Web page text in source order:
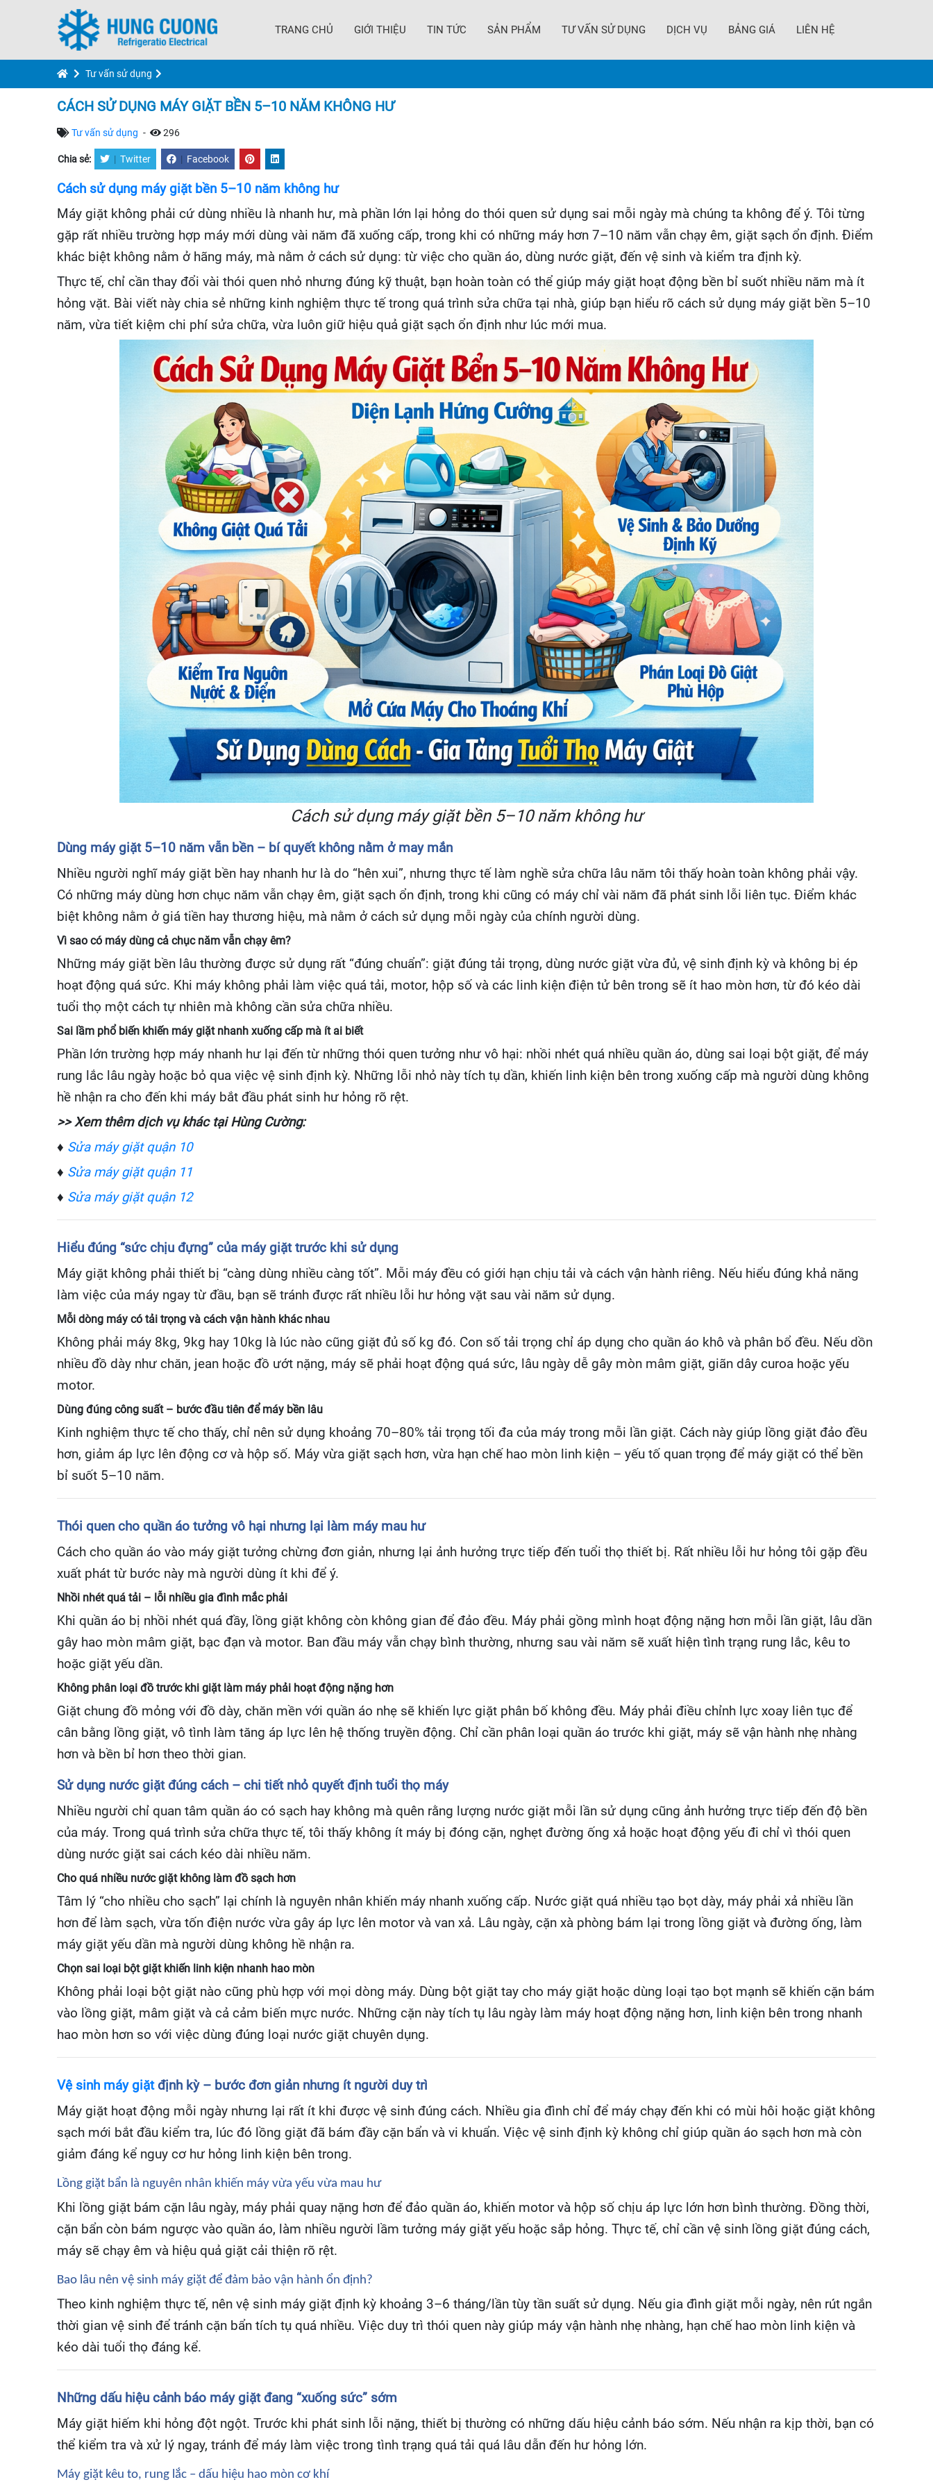
TRANG CHỦ GIỚI THIỆU TIN TỨC SẢN PHẨM TƯ VẤN SỬ DỤNG DỊCH VỤ BẢNG GIÁ LIÊN HỆ
Tư vấn sử dụng
CÁCH SỬ DỤNG MÁY GIẶT BỀN 5–10 NĂM KHÔNG HƯ
Tư vấn sử dụng - 296
Chia sẻ: | Twitter | Facebook
Cách sử dụng máy giặt bền 5–10 năm không hư
Máy giặt không phải cứ dùng nhiều là nhanh hư, mà phần lớn lại hỏng do thói quen sử dụng sai mỗi ngày mà chúng ta không để ý. Tôi từng
gặp rất nhiều trường hợp máy mới dùng vài năm đã xuống cấp, trong khi có những máy hơn 7–10 năm vẫn chạy êm, giặt sạch ổn định. Điểm
khác biệt không nằm ở hãng máy, mà nằm ở cách sử dụng: từ việc cho quần áo, dùng nước giặt, đến vệ sinh và kiểm tra định kỳ.
Thực tế, chỉ cần thay đổi vài thói quen nhỏ nhưng đúng kỹ thuật, bạn hoàn toàn có thể giúp máy giặt hoạt động bền bỉ suốt nhiều năm mà ít
hỏng vặt. Bài viết này chia sẻ những kinh nghiệm thực tế trong quá trình sửa chữa tại nhà, giúp bạn hiểu rõ cách sử dụng máy giặt bền 5–10
năm, vừa tiết kiệm chi phí sửa chữa, vừa luôn giữ hiệu quả giặt sạch ổn định như lúc mới mua.
Cách sử dụng máy giặt bền 5–10 năm không hư
Dùng máy giặt 5–10 năm vẫn bền – bí quyết không nằm ở may mắn
Nhiều người nghĩ máy giặt bền hay nhanh hư là do “hên xui”, nhưng thực tế làm nghề sửa chữa lâu năm tôi thấy hoàn toàn không phải vậy.
Có những máy dùng hơn chục năm vẫn chạy êm, giặt sạch ổn định, trong khi cũng có máy chỉ vài năm đã phát sinh lỗi liên tục. Điểm khác
biệt không nằm ở giá tiền hay thương hiệu, mà nằm ở cách sử dụng mỗi ngày của chính người dùng.
Vì sao có máy dùng cả chục năm vẫn chạy êm?
Những máy giặt bền lâu thường được sử dụng rất “đúng chuẩn”: giặt đúng tải trọng, dùng nước giặt vừa đủ, vệ sinh định kỳ và không bị ép
hoạt động quá sức. Khi máy không phải làm việc quá tải, motor, hộp số và các linh kiện điện tử bên trong sẽ ít hao mòn hơn, từ đó kéo dài
tuổi thọ một cách tự nhiên mà không cần sửa chữa nhiều.
Sai lầm phổ biến khiến máy giặt nhanh xuống cấp mà ít ai biết
Phần lớn trường hợp máy nhanh hư lại đến từ những thói quen tưởng như vô hại: nhồi nhét quá nhiều quần áo, dùng sai loại bột giặt, để máy
rung lắc lâu ngày hoặc bỏ qua việc vệ sinh định kỳ. Những lỗi nhỏ này tích tụ dần, khiến linh kiện bên trong xuống cấp mà người dùng không
hề nhận ra cho đến khi máy bắt đầu phát sinh hư hỏng rõ rệt.
>> Xem thêm dịch vụ khác tại Hùng Cường:
♦ Sửa máy giặt quận 10
♦ Sửa máy giặt quận 11
♦ Sửa máy giặt quận 12
Hiểu đúng “sức chịu đựng” của máy giặt trước khi sử dụng
Máy giặt không phải thiết bị “càng dùng nhiều càng tốt”. Mỗi máy đều có giới hạn chịu tải và cách vận hành riêng. Nếu hiểu đúng khả năng
làm việc của máy ngay từ đầu, bạn sẽ tránh được rất nhiều lỗi hư hỏng vặt sau vài năm sử dụng.
Mỗi dòng máy có tải trọng và cách vận hành khác nhau
Không phải máy 8kg, 9kg hay 10kg là lúc nào cũng giặt đủ số kg đó. Con số tải trọng chỉ áp dụng cho quần áo khô và phân bổ đều. Nếu dồn
nhiều đồ dày như chăn, jean hoặc đồ ướt nặng, máy sẽ phải hoạt động quá sức, lâu ngày dễ gây mòn mâm giặt, giãn dây curoa hoặc yếu
motor.
Dùng đúng công suất – bước đầu tiên để máy bền lâu
Kinh nghiệm thực tế cho thấy, chỉ nên sử dụng khoảng 70–80% tải trọng tối đa của máy trong mỗi lần giặt. Cách này giúp lồng giặt đảo đều
hơn, giảm áp lực lên động cơ và hộp số. Máy vừa giặt sạch hơn, vừa hạn chế hao mòn linh kiện – yếu tố quan trọng để máy giặt có thể bền
bỉ suốt 5–10 năm.
Thói quen cho quần áo tưởng vô hại nhưng lại làm máy mau hư
Cách cho quần áo vào máy giặt tưởng chừng đơn giản, nhưng lại ảnh hưởng trực tiếp đến tuổi thọ thiết bị. Rất nhiều lỗi hư hỏng tôi gặp đều
xuất phát từ bước này mà người dùng ít khi để ý.
Nhồi nhét quá tải – lỗi nhiều gia đình mắc phải
Khi quần áo bị nhồi nhét quá đầy, lồng giặt không còn không gian để đảo đều. Máy phải gồng mình hoạt động nặng hơn mỗi lần giặt, lâu dần
gây hao mòn mâm giặt, bạc đạn và motor. Ban đầu máy vẫn chạy bình thường, nhưng sau vài năm sẽ xuất hiện tình trạng rung lắc, kêu to
hoặc giặt yếu dần.
Không phân loại đồ trước khi giặt làm máy phải hoạt động nặng hơn
Giặt chung đồ mỏng với đồ dày, chăn mền với quần áo nhẹ sẽ khiến lực giặt phân bố không đều. Máy phải điều chỉnh lực xoay liên tục để
cân bằng lồng giặt, vô tình làm tăng áp lực lên hệ thống truyền động. Chỉ cần phân loại quần áo trước khi giặt, máy sẽ vận hành nhẹ nhàng
hơn và bền bỉ hơn theo thời gian.
Sử dụng nước giặt đúng cách – chi tiết nhỏ quyết định tuổi thọ máy
Nhiều người chỉ quan tâm quần áo có sạch hay không mà quên rằng lượng nước giặt mỗi lần sử dụng cũng ảnh hưởng trực tiếp đến độ bền
của máy. Trong quá trình sửa chữa thực tế, tôi thấy không ít máy bị đóng cặn, nghẹt đường ống xả hoặc hoạt động yếu đi chỉ vì thói quen
dùng nước giặt sai cách kéo dài nhiều năm.
Cho quá nhiều nước giặt không làm đồ sạch hơn
Tâm lý “cho nhiều cho sạch” lại chính là nguyên nhân khiến máy nhanh xuống cấp. Nước giặt quá nhiều tạo bọt dày, máy phải xả nhiều lần
hơn để làm sạch, vừa tốn điện nước vừa gây áp lực lên motor và van xả. Lâu ngày, cặn xà phòng bám lại trong lồng giặt và đường ống, làm
máy giặt yếu dần mà người dùng không hề nhận ra.
Chọn sai loại bột giặt khiến linh kiện nhanh hao mòn
Không phải loại bột giặt nào cũng phù hợp với mọi dòng máy. Dùng bột giặt tay cho máy giặt hoặc dùng loại tạo bọt mạnh sẽ khiến cặn bám
vào lồng giặt, mâm giặt và cả cảm biến mực nước. Những cặn này tích tụ lâu ngày làm máy hoạt động nặng hơn, linh kiện bên trong nhanh
hao mòn hơn so với việc dùng đúng loại nước giặt chuyên dụng.
Vệ sinh máy giặtđịnh kỳ – bước đơn giản nhưng ít người duy trì
Máy giặt hoạt động mỗi ngày nhưng lại rất ít khi được vệ sinh đúng cách. Nhiều gia đình chỉ để máy chạy đến khi có mùi hôi hoặc giặt không
sạch mới bắt đầu kiểm tra, lúc đó lồng giặt đã bám đầy cặn bẩn và vi khuẩn. Việc vệ sinh định kỳ không chỉ giúp quần áo sạch hơn mà còn
giảm đáng kể nguy cơ hư hỏng linh kiện bên trong.
Lồng giặt bẩn là nguyên nhân khiến máy vừa yếu vừa mau hư
Khi lồng giặt bám cặn lâu ngày, máy phải quay nặng hơn để đảo quần áo, khiến motor và hộp số chịu áp lực lớn hơn bình thường. Đồng thời,
cặn bẩn còn bám ngược vào quần áo, làm nhiều người lầm tưởng máy giặt yếu hoặc sắp hỏng. Thực tế, chỉ cần vệ sinh lồng giặt đúng cách,
máy sẽ chạy êm và hiệu quả giặt cải thiện rõ rệt.
Bao lâu nên vệ sinh máy giặt để đảm bảo vận hành ổn định?
Theo kinh nghiệm thực tế, nên vệ sinh máy giặt định kỳ khoảng 3–6 tháng/lần tùy tần suất sử dụng. Nếu gia đình giặt mỗi ngày, nên rút ngắn
thời gian vệ sinh để tránh cặn bẩn tích tụ quá nhiều. Việc duy trì thói quen này giúp máy vận hành nhẹ nhàng, hạn chế hao mòn linh kiện và
kéo dài tuổi thọ đáng kể.
Những dấu hiệu cảnh báo máy giặt đang “xuống sức” sớm
Máy giặt hiếm khi hỏng đột ngột. Trước khi phát sinh lỗi nặng, thiết bị thường có những dấu hiệu cảnh báo sớm. Nếu nhận ra kịp thời, bạn có
thể kiểm tra và xử lý ngay, tránh để máy làm việc trong tình trạng quá tải quá lâu dẫn đến hư hỏng lớn.
Máy giặt kêu to, rung lắc – dấu hiệu hao mòn cơ khí